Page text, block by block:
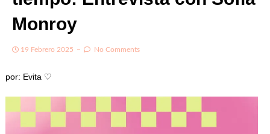
Monroy
19 Febrero 2025 No Comments
por: Evita ♡